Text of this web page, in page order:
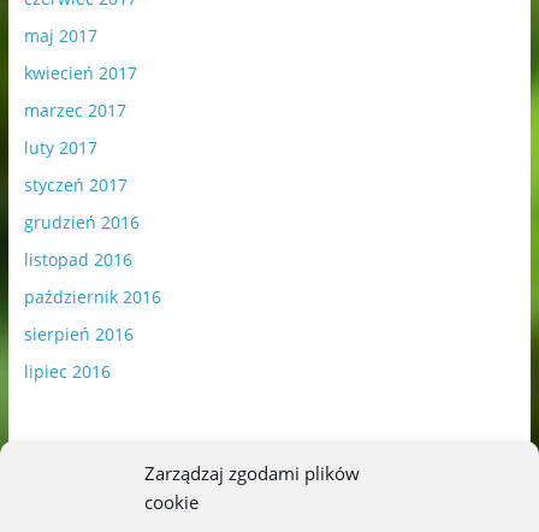
Zarządzaj zgodami plików
cookie
maj 2017
kwiecień 2017
marzec 2017
luty 2017
styczeń 2017
grudzień 2016
listopad 2016
październik 2016
sierpień 2016
lipiec 2016